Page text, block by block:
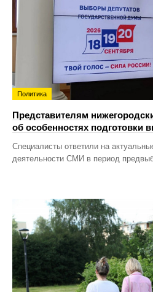
Политика
Представителям
об особенностях подготовки
Специалисты ответили на
деятельности СМИ в период